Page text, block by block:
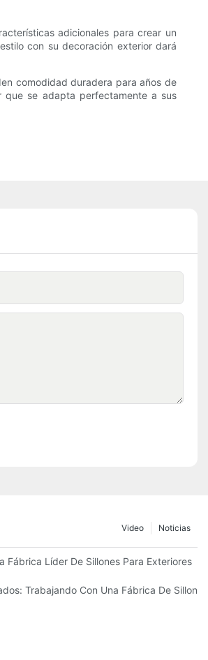
adicionales para crear un
con su decoración exterior dará
comodidad duradera para años de
que se adapta perfectamente a sus
Noticias
Video
Fábrica Líder De Sillones Para Exteriores
Trabajando Con Una Fábrica De